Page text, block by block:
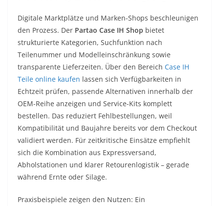
Digitale Marktplätze und Marken-Shops beschleunigen
den Prozess. Der Partao Case IH Shop bietet
strukturierte Kategorien, Suchfunktion nach
Teilenummer und Modelleinschränkung sowie
transparente Lieferzeiten. Über den Bereich Case IH
Teile online kaufen lassen sich Verfügbarkeiten in
Echtzeit prüfen, passende Alternativen innerhalb der
OEM-Reihe anzeigen und Service-Kits komplett
bestellen. Das reduziert Fehlbestellungen, weil
Kompatibilität und Baujahre bereits vor dem Checkout
validiert werden. Für zeitkritische Einsätze empfiehlt
sich die Kombination aus Expressversand,
Abholstationen und klarer Retourenlogistik – gerade
während Ernte oder Silage.
Praxisbeispiele zeigen den Nutzen: Ein